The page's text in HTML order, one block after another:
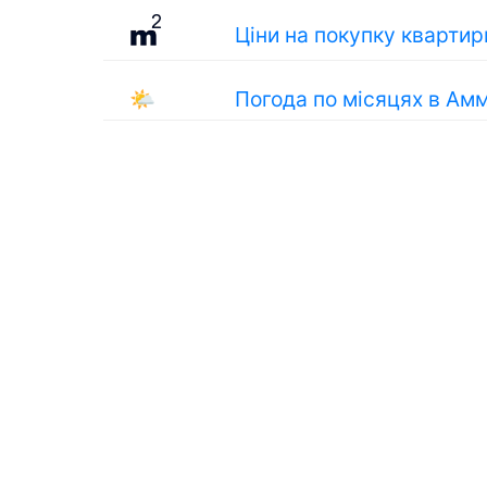
Ціни на покупку
🌤 Погода по місяцях в